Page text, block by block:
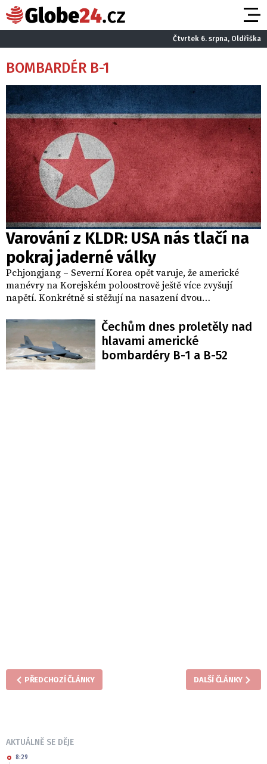
Čtvrtek 6. srpna, Oldřiška
BOMBARDÉR B-1
Varování z KLDR: USA nás tlačí na
pokraj jaderné války
Pchjongjang – Severní Korea opět varuje, že americké
manévry na Korejském poloostrově ještě více zvyšují
napětí. Konkrétně si stěžují na nasazení dvou
Lancer do společného cvičení s jihokorejskou armádou.
Informuje o tom deník The Independent.
Čechům dnes proletěly nad
hlavami americké
bombardéry B-1 a B-52
PŘEDCHOZÍ ČLÁNKY DALŠÍ ČLÁNKY
AKTUÁLNĚ SE DĚJE
8:29